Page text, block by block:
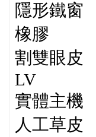
隱形鐵窗
橡膠
割雙眼皮
LV
實體主機
人工草皮